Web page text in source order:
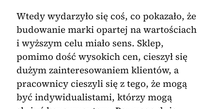
Wtedy wydarzyło się coś, co pokazało, że
budowanie marki opartej na wartościach
i wyższym celu miało sens. Sklep,
pomimo dość wysokich cen, cieszył się
dużym zainteresowaniem klientów, a
pracownicy cieszyli się z tego, że mogą
być indywidualistami, którzy mogą